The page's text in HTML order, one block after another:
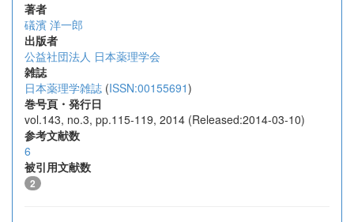
著者
礒濱 洋一郎
出版者
公益社団法人 日本薬理学会
雑誌
日本薬理学雑誌 (ISSN:00155691)
巻号頁・発行日
vol.143, no.3, pp.115-119, 2014 (Released:2014-03-10)
参考文献数
6
被引用文献数
2